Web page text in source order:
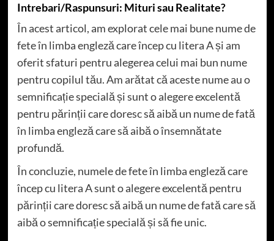
Intrebari/Raspunsuri: Mituri sau Realitate?
În acest articol, am explorat cele mai bune nume de
fete în limba engleză care încep cu litera A și am
oferit sfaturi pentru alegerea celui mai bun nume
pentru copilul tău. Am arătat că aceste nume au o
semnificație specială și sunt o alegere excelentă
pentru părinții care doresc să aibă un nume de fată
în limba engleză care să aibă o însemnătate
profundă.
În concluzie, numele de fete în limba engleză care
încep cu litera A sunt o alegere excelentă pentru
părinții care doresc să aibă un nume de fată care să
aibă o semnificație specială și să fie unic.